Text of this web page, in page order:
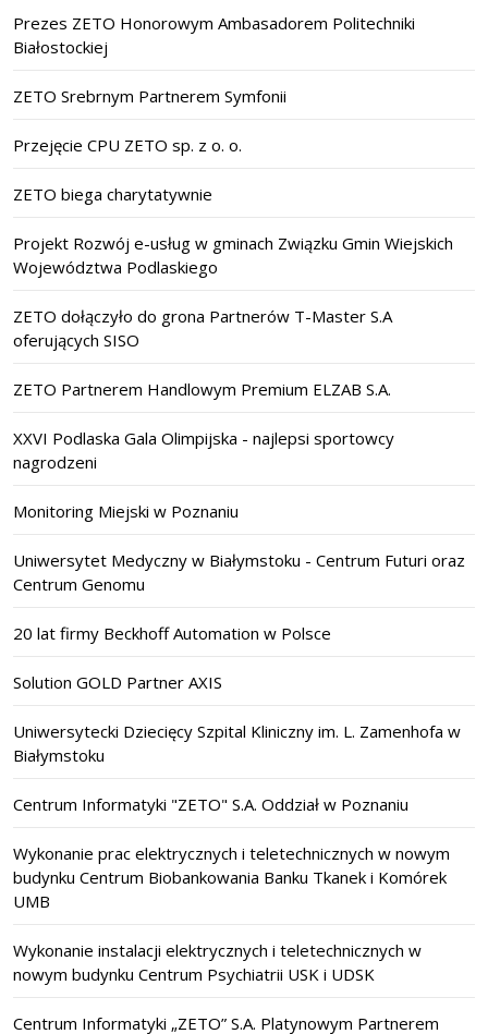
Prezes ZETO Honorowym Ambasadorem Politechniki
Białostockiej
ZETO Srebrnym Partnerem Symfonii
Przejęcie CPU ZETO sp. z o. o.
ZETO biega charytatywnie
Projekt Rozwój e-usług w gminach Związku Gmin Wiejskich
Województwa Podlaskiego
ZETO dołączyło do grona Partnerów T-Master S.A
oferujących SISO
ZETO Partnerem Handlowym Premium ELZAB S.A.
XXVI Podlaska Gala Olimpijska - najlepsi sportowcy
nagrodzeni
Monitoring Miejski w Poznaniu
Uniwersytet Medyczny w Białymstoku - Centrum Futuri oraz
Centrum Genomu
20 lat firmy Beckhoff Automation w Polsce
Solution GOLD Partner AXIS
Uniwersytecki Dziecięcy Szpital Kliniczny im. L. Zamenhofa w
Białymstoku
Centrum Informatyki "ZETO" S.A. Oddział w Poznaniu
Wykonanie prac elektrycznych i teletechnicznych w nowym
budynku Centrum Biobankowania Banku Tkanek i Komórek
UMB
Wykonanie instalacji elektrycznych i teletechnicznych w
nowym budynku Centrum Psychiatrii USK i UDSK
Centrum Informatyki „ZETO” S.A. Platynowym Partnerem